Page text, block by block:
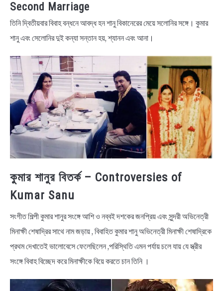
Second Marriage
তিনি দ্বিতীয়বার বিবাহ বন্ধনে আবদ্ধ হন শানু বিকানেরের মেয়ে সলোনির সঙ্গে। কুমার
শানু এবং সেলোনির দুই কন্যা সন্তান হয়, শ্যানন এবং আনা।
কুমার শানুর বিতর্ক – Controversies of
Kumar Sanu
সংগীত শিল্পী কুমার শানুর সংঙ্গে আশি ও নব্বই দশকের জনপ্রিয় এবং সুন্দরী অভিনেত্রী
মিনাক্ষী শেষাদ্রির সাথে নাম জড়ায় , বিবাহিত কুমার শানু অভিনেত্রী মিনাক্ষী শেষাদ্রিকে
প্রথম দেখাতেই ভালোবেসে ফেলেছিলেন ,পরিস্থিতি এমন পর্যায় চলে যায় যে স্ত্রীর
সংঙ্গে বিবাহ বিচ্ছেদ করে মিনাক্ষীকে বিয়ে করতে চান তিনি ।